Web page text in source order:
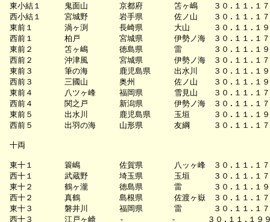
東小結１　　　鬼面山　　　　京都府　　　　笘ヶ嶋　　３０.１１.１
西小結１　　　宮城野　　　　岩手県　　　　佐ノ山　　３０.１１.１
東前１　　　　渦ヶ渕　　　　長崎県　　　　大山　　　３０.１１.１
西前１　　　　柏戸　　　　　宮城県　　　　伊勢ノ海　３０.１１.１
東前２　　　　笘ヶ嶋　　　　徳島県　　　　雷　　　　３０.１１.１
西前２　　　　沖津風　　　　宮城県　　　　伊勢ノ海　３０.１１.１
東前３　　　　筆の海　　　　鹿児島県　　　出水川　　３０.１１.１
西前３　　　　三國山　　　　奥州　　　　　佐ノ山　　３０.１１.１
東前４　　　　八ツヶ峰　　　福岡県　　　　雪見山　　３０.１１.１
西前４　　　　関之戸　　　　新潟県　　　　伊勢ノ海　３０.１１.１
東前５　　　　出水川　　　　鹿児島県　　　玉垣　　　３０.１１.１
西前５　　　　出羽の海　　　山形県　　　　友綱　　　３０.１１.１
十両
東十１　　　　簑嶋　　　　　佐賀県　　　　八ッヶ峰　３０.１１.１
西十１　　　　武蔵野　　　　埼玉県　　　　玉垣　　　３０.１１.１
東十２　　　　鶴ヶ瀧　　　　徳島県　　　　雷　　　　３０.１１.１
西十２　　　　真鶴　　　　　島根県　　　　佐渡ヶ嶽　３０.１１.１
東十３　　　　磐井川　　　　福岡県　　　　雷　　　　３０.１１.１
西十３　　　　江戸ヶ崎　　　-　　　　　　-　　　　３０.１１.１９